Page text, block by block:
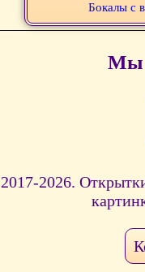
Бокалы с
Мы
2017-2026.